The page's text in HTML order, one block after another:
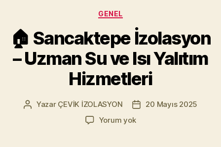
Kategoriler
GENEL
🏠 Sancaktepe İzolasyon
– Uzman Su ve Isı Yalıtım
Hizmetleri
Yazının
Yazar ÇEVİK İZOLASYON
Yazı20 Mayıs 2025
Yorum yok🏠